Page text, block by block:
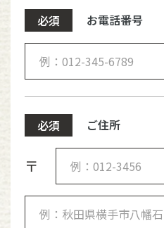
必須 お電話番号
必須 ご住所
〒